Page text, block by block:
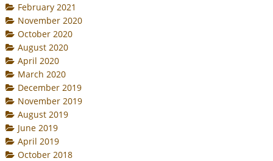
February 2021
November 2020
October 2020
August 2020
April 2020
March 2020
December 2019
November 2019
August 2019
June 2019
April 2019
October 2018